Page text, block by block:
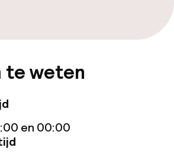
te weten
en 00:00